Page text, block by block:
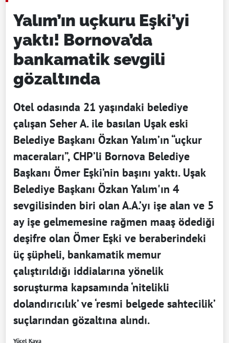
Yalım’ın uçkuru Eşki’yi
yaktı! Bornova’da
bankamatik sevgili
gözaltında
Otel odasında 21 yaşındaki belediye
çalışan Seher A. ile basılan Uşak eski
Belediye Başkanı Özkan Yalım’ın “uçkur
maceraları”, CHP’li Bornova Belediye
Başkanı Ömer Eşki’nin başını yaktı. Uşak
Belediye Başkanı Özkan Yalım'ın 4
sevgilisinden biri olan A.A.’yı işe alan ve 5
ay işe gelmemesine rağmen maaş ödediği
deşifre olan Ömer Eşki ve beraberindeki
üç şüpheli, bankamatik memur
çalıştırıldığı iddialarına yönelik
soruşturma kapsamında ‘nitelikli
dolandırıcılık’ ve ‘resmi belgede sahtecilik’
suçlarından gözaltına alındı.
Yücel Kaya